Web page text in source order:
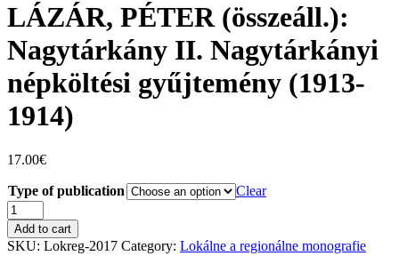
LÁZÁR, PÉTER (összeáll.):
Nagytárkány II. Nagytárkányi
népköltési gyűjtemény (1913-
1914)
17.00€
Type of publication
Clear
LÁZÁR,
PÉTER
(összeáll.):
Nagytárkány
Add to cart
SKU: Lokreg-2017 Category: Lokálne a regionálne monografie